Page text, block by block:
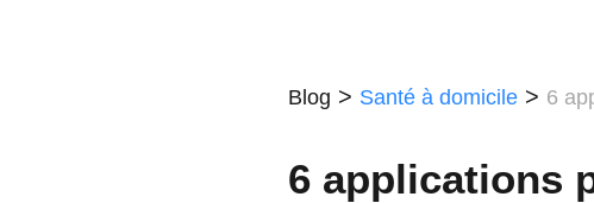
Blog > Santé à domicile > 6
6 applications